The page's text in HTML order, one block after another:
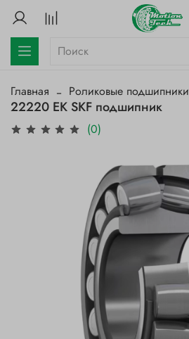
Главная Роликовые подшипники
22220 EK SKF подшипник
(0)